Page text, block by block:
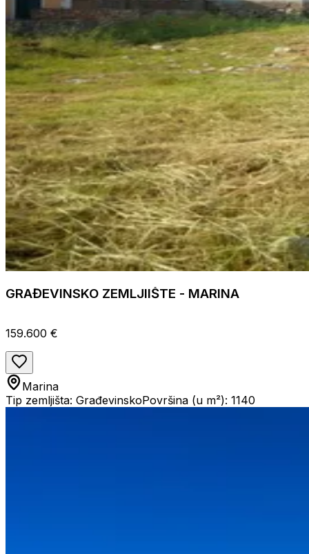
GRAĐEVINSKO ZEMLJIIŠTE - MARINA
159.600 €
Marina
Tip zemljišta: GrađevinskoPovršina (u m²): 1140